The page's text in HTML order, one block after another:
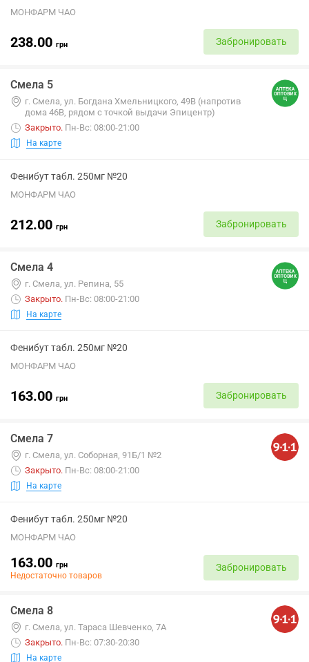
МОНФАРМ ЧАО
238.00 грн Забронировать
Смела 5
г. Смела, ул. Богдана Хмельницкого, 49В (напротив
дома 46В, рядом с точкой выдачи Эпицентр)
Закрыто. Пн-Вс: 08:00-21:00
На карте
Фенибут табл. 250мг №20
МОНФАРМ ЧАО
212.00 грн Забронировать
Смела 4
г. Смела, ул. Репина, 55
Закрыто. Пн-Вс: 08:00-21:00
На карте
Фенибут табл. 250мг №20
МОНФАРМ ЧАО
163.00 грн Забронировать
Смела 7
г. Смела, ул. Соборная, 91Б/1 №2
Закрыто. Пн-Вс: 08:00-21:00
На карте
Фенибут табл. 250мг №20
МОНФАРМ ЧАО
163.00 грн
Недостаточно товаров
Забронировать
Смела 8
г. Смела, ул. Тараса Шевченко, 7А
Закрыто. Пн-Вс: 07:30-20:30
На карте